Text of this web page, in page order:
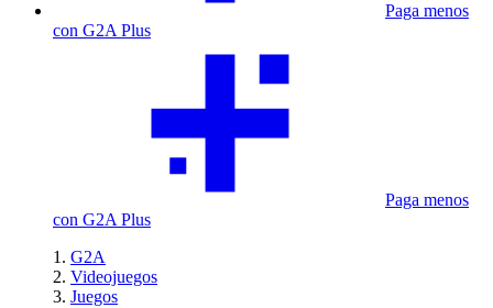
Paga menos
con G2A Plus
Paga menos
con G2A Plus
G2A
Videojuegos
Juegos